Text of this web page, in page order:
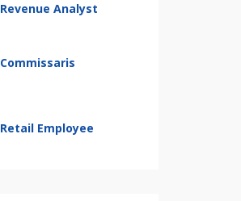
Revenue Analyst
Commissaris
Retail Employee